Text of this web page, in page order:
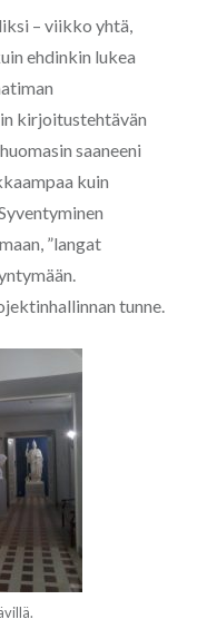
– viikko yhtä,
ehdinkin lukea
kirjoitustehtävän
saaneeni
kuin
”langat
tunne.